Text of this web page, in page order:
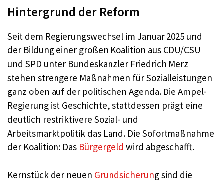
Hintergrund der Reform
Seit dem Regierungswechsel im Januar 2025 und
der Bildung einer großen Koalition aus CDU/CSU
und SPD unter Bundeskanzler Friedrich Merz
stehen strengere Maßnahmen für Sozialleistungen
ganz oben auf der politischen Agenda. Die Ampel-
Regierung ist Geschichte, stattdessen prägt eine
deutlich restriktivere Sozial- und
Arbeitsmarktpolitik das Land. Die Sofortmaßnahme
der Koalition: Das Bürgergeld wird abgeschafft.
Kernstück der neuen Grundsicherung sind die